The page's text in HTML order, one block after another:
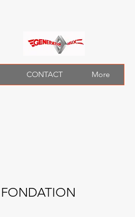
CONTACT More
FONDATION